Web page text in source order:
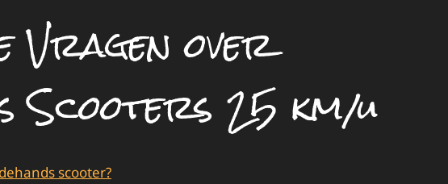
Vragen over
Scooters 25 km/u
scooter?